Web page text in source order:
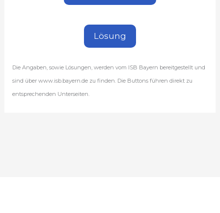
Lösung
Die Angaben, sowie Lösungen, werden vom ISB Bayern bereitgestellt und
sind über www.isb.bayern.de zu finden. Die Buttons führen direkt zu
entsprechenden Unterseiten.